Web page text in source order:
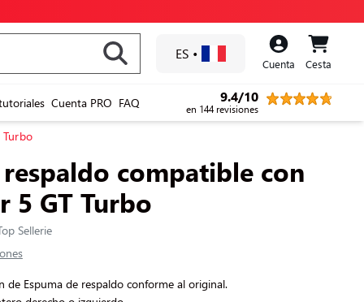
ES •
Cuenta Cesta
Cuenta PRO FAQ 9.4/10
en 144 revisiones
respaldo compatible con
5 GT Turbo
Sellerie
de Espuma de respaldo conforme al original.